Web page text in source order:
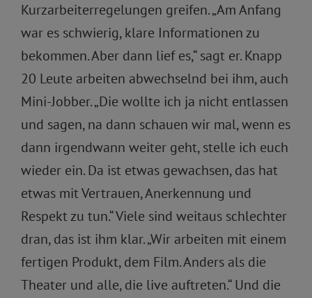
Kurzarbeiterregelungen greifen. „Am Anfang
war es schwierig, klare Informationen zu
bekommen. Aber dann lief es,“ sagt er. Knapp
20 Leute arbeiten abwechselnd bei ihm, auch
Mini-Jobber. „Die wollte ich ja nicht entlassen
und sagen, na dann schauen wir mal, wenn es
dann irgendwann weiter geht, stelle ich euch
wieder ein. Da ist etwas gewachsen, das hat
etwas mit Vertrauen, Anerkennung und
Respekt zu tun.“ Viele sind weitaus schlechter
dran, das ist ihm klar. „Wir arbeiten mit einem
fertigen Produkt, dem Film. Anders als die
Theater und alle, die live auftreten.“ Und die